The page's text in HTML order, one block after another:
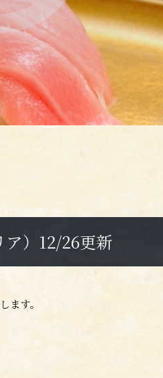
）12/26更新
ます。